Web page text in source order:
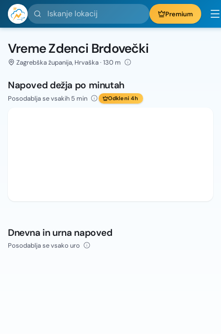
Iskanje lokacij Premium
Vreme Zdenci Brdovečki
Zagrebška županija, Hrvaška · 130 m
Napoved dežja po minutah
Posodablja se vsakih 5 min Odkleni 4h
Dnevna in urna napoved
Posodablja se vsako uro